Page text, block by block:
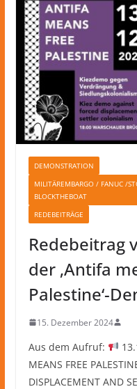
DEMONSTRATION
MILITÄREMBARGO / FANUC /
BLOCKTHEBOAT
REDEBEITRÄGE
Redebeitrag
der ‚Antifa
Palestine‘-
15. Dezember 2024
Aus dem Aufruf:
MEANS FREE
DISPLACEMENT AND